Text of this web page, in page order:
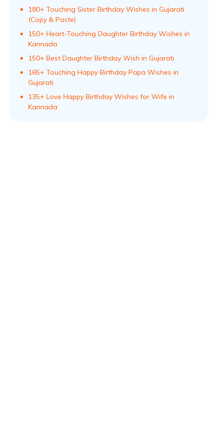
180+ Touching Sister Birthday Wishes in Gujarati
(Copy & Paste)
150+ Heart-Touching Daughter Birthday Wishes in
Kannada
150+ Best Daughter Birthday Wish in Gujarati
165+ Touching Happy Birthday Papa Wishes in
Gujarati
135+ Love Happy Birthday Wishes for Wife in
Kannada